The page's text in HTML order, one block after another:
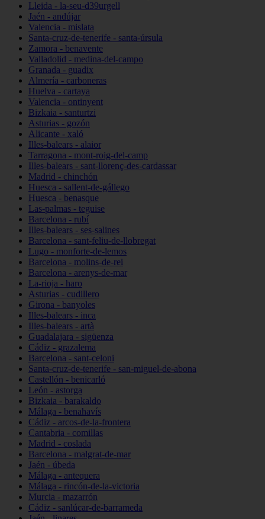
Lleida - la-seu-d39urgell
Jaén - andújar
Valencia - mislata
Santa-cruz-de-tenerife - santa-úrsula
Zamora - benavente
Valladolid - medina-del-campo
Granada - guadix
Almería - carboneras
Huelva - cartaya
Valencia - ontinyent
Bizkaia - santurtzi
Asturias - gozón
Alicante - xaló
Illes-balears - alaior
Tarragona - mont-roig-del-camp
Illes-balears - sant-llorenç-des-cardassar
Madrid - chinchón
Huesca - sallent-de-gállego
Huesca - benasque
Las-palmas - teguise
Barcelona - rubí
Illes-balears - ses-salines
Barcelona - sant-feliu-de-llobregat
Lugo - monforte-de-lemos
Barcelona - molins-de-rei
Barcelona - arenys-de-mar
La-rioja - haro
Asturias - cudillero
Girona - banyoles
Illes-balears - inca
Illes-balears - artà
Guadalajara - sigüenza
Cádiz - grazalema
Barcelona - sant-celoni
Santa-cruz-de-tenerife - san-miguel-de-abona
Castellón - benicarló
León - astorga
Bizkaia - barakaldo
Málaga - benahavís
Cádiz - arcos-de-la-frontera
Cantabria - comillas
Madrid - coslada
Barcelona - malgrat-de-mar
Jaén - úbeda
Málaga - antequera
Málaga - rincón-de-la-victoria
Murcia - mazarrón
Cádiz - sanlúcar-de-barrameda